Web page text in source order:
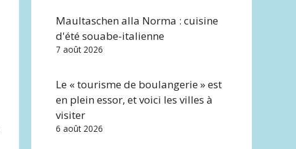
Maultaschen alla Norma : cuisine
d'été souabe-italienne
7 août 2026
Le « tourisme de boulangerie » est
en plein essor, et voici les villes à
visiter
6 août 2026